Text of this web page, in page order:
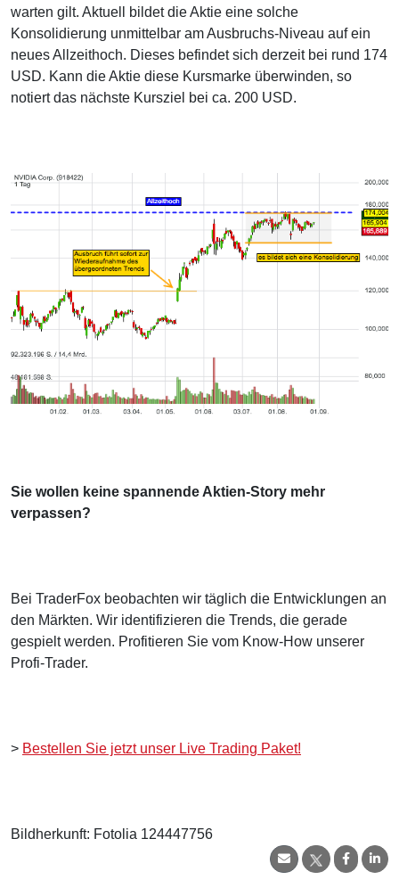
warten gilt. Aktuell bildet die Aktie eine solche
Konsolidierung unmittelbar am Ausbruchs-Niveau auf ein
neues Allzeithoch. Dieses befindet sich derzeit bei rund 174
USD. Kann die Aktie diese Kursmarke überwinden, so
notiert das nächste Kursziel bei ca. 200 USD.
Sie wollen keine spannende Aktien-Story mehr
verpassen?
Bei TraderFox beobachten wir täglich die Entwicklungen an
den Märkten. Wir identifizieren die Trends, die gerade
gespielt werden. Profitieren Sie vom Know-How unserer
Profi-Trader.
> Bestellen Sie jetzt unser Live Trading Paket!
Bildherkunft: Fotolia 124447756